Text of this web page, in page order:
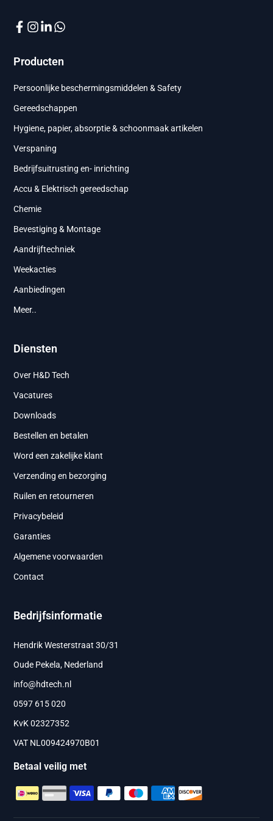
Producten
Persoonlijke beschermingsmiddelen & Safety
Gereedschappen
Hygiene, papier, absorptie & schoonmaak artikelen
Verspaning
Bedrijfsuitrusting en- inrichting
Accu & Elektrisch gereedschap
Chemie
Bevestiging & Montage
Aandrijftechniek
Weekacties
Aanbiedingen
Meer..
Diensten
Over H&D Tech
Vacatures
Downloads
Bestellen en betalen
Word een zakelijke klant
Verzending en bezorging
Ruilen en retourneren
Privacybeleid
Garanties
Algemene voorwaarden
Contact
Bedrijfsinformatie
Hendrik Westerstraat 30/31
Oude Pekela, Nederland
info@hdtech.nl
0597 615 020
KvK 02327352
VAT NL009424970B01
Betaal veilig met